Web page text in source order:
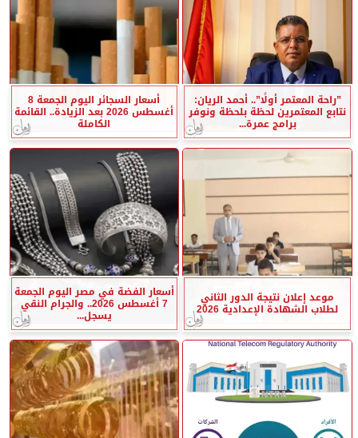
”راحة المعتمر أولًا”.. أحمد الريان:
نتابع المعتمرين لحظة بلحظة ونوفر
برامج عمرة...
أسعار السجائر اليوم الجمعة 8
أغسطس 2026 بعد الزيادة.. القائمة
الكاملة
موعد إعلان نتيجة الدور الثاني
لطلاب الشهادة الإعدادية 2026
أسعار الفضة في مصر اليوم الجمعة
7 أغسطس 2026.. والجرام النقي
يسجل...